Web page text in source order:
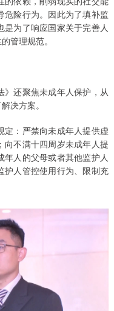
危险行为。因此为了填补监
为了响应国家关于完善人
管理规范。
》还聚焦未成年人保护，从
决方案。
：严禁向未成年人提供虚
不满十四周岁未成年人提
人的父母或者其他监护人
护人管控使用行为、限制充